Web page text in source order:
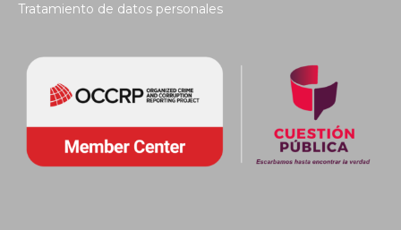
Tratamiento de datos personales